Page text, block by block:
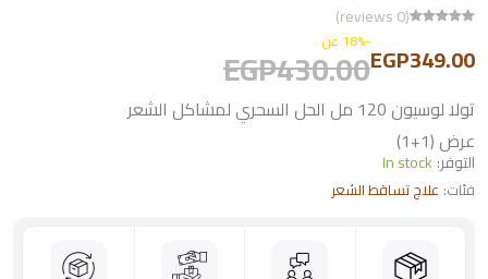
(0 reviews)
EGP349.00-18% عن
EGP430.00
تولا لوسيون 120 مل الحل السحري لمشاكل الشعر
عرض (1+1)
التوفر: In stock
فئات: علاج تساقط الشعر